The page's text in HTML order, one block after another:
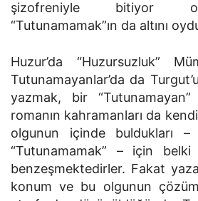
şizofreniyle bitiyor
“Tutunamamak”ın da altını
Huzur’da “Huzursuzluk”
Tutunamayanlar’da da
yazmak, bir
romanın kahramanları da
olgunun içinde buldukları –
“Tutunamamak” – için
benzeşmektedirler. Fakat
konum ve bu olgunun